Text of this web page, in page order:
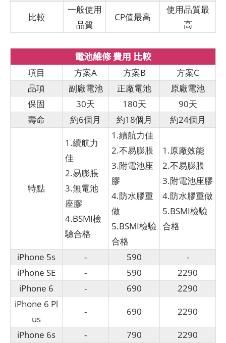
比較
一般使用
品質
CP值最高
使用品質最
高
電池維修 費用 比較
項目 方案A 方案B
方案C
品項
副廠電池 正廠電池
原廠電池
保固
30天 180天
90天
壽命
約6個月 約18個月 約24個月
特點
1.續航力
佳
2.易膨脹
3.無電池
座膠
4.BSMI檢
驗合格
1.續航力佳
2.不易膨脹
3.附電池座
膠
4.防水膠重
做
5.BSMI檢驗
合格
1.原廠效能
2.不易膨脹
3.附電池座膠
4.防水膠重做
5.BSMI檢驗
合格
iPhone 5s - 590
-
iPhone SE
- 590
2290
iPhone 6
- 690
2290
iPhone 6 Pl
us
- 690
2290
iPhone 6s
- 790
2290